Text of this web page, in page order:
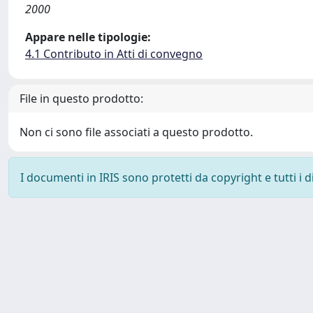
2000
Appare nelle tipologie:
4.1 Contributo in Atti di convegno
File in questo prodotto:
Non ci sono file associati a questo prodotto.
I documenti in IRIS sono protetti da copyright e tutti i